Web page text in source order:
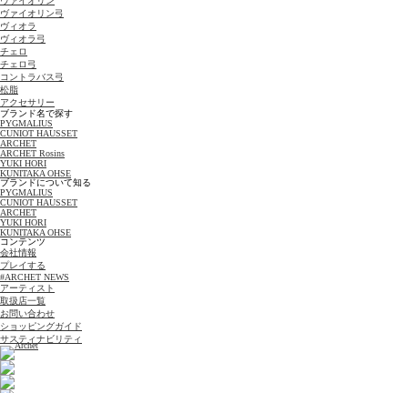
ヴァイオリン弓
ヴィオラ
ヴィオラ弓
チェロ
チェロ弓
コントラバス弓
松脂
アクセサリー
ブランド名で探す
PYGMALIUS
CUNIOT HAUSSET
ARCHET
ARCHET Rosins
YUKI HORI
KUNITAKA OHSE
ブランドについて知る
PYGMALIUS
CUNIOT HAUSSET
ARCHET
YUKI HORI
KUNITAKA OHSE
コンテンツ
会社情報
プレイする
#ARCHET NEWS
アーティスト
取扱店一覧
お問い合わせ
ショッピングガイド
サスティナビリティ